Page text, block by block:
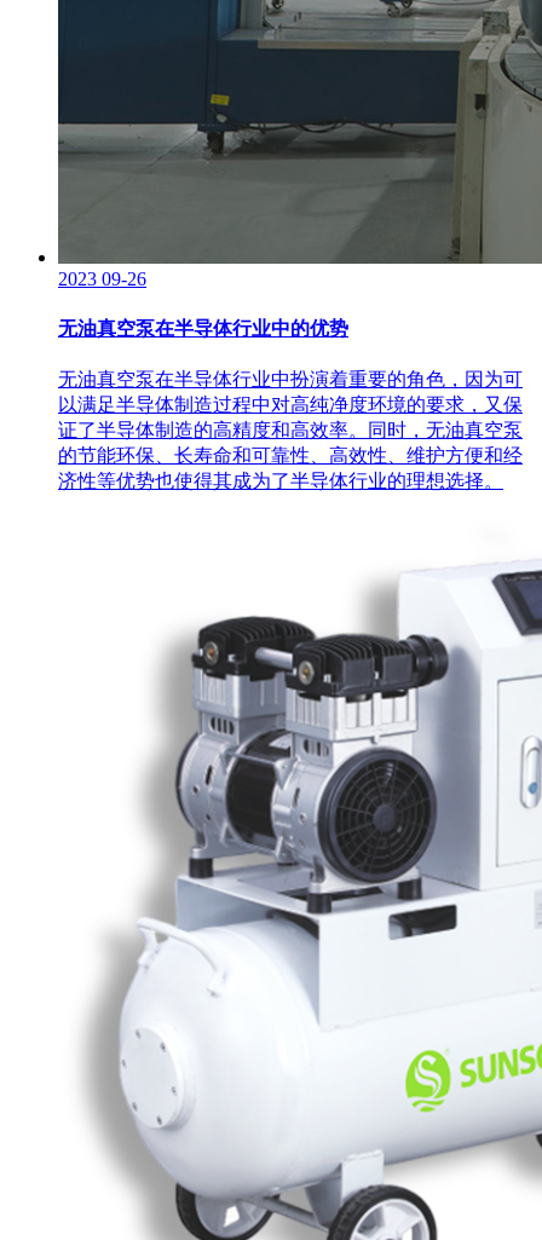
2023 09-26
无油真空泵在半导体行业中的优势
无油真空泵在半导体行业中扮演着重要的角色，因为可
以满足半导体制造过程中对高纯净度环境的要求，又保
证了半导体制造的高精度和高效率。同时，无油真空泵
的节能环保、长寿命和可靠性、高效性、维护方便和经
济性等优势也使得其成为了半导体行业的理想选择。